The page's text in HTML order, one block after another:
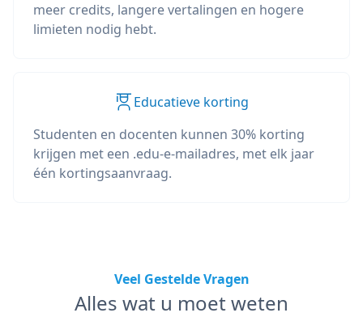
meer credits, langere vertalingen en hogere
limieten nodig hebt.
Educatieve korting
Studenten en docenten kunnen 30% korting
krijgen met een .edu-e-mailadres, met elk jaar
één kortingsaanvraag.
Veel Gestelde Vragen
Alles wat u moet weten